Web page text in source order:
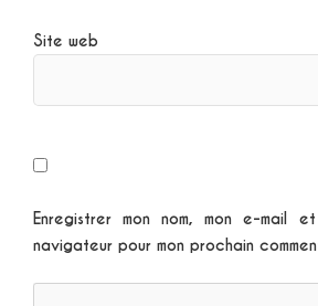
Site web
Enregistrer mon nom, mon e-mail
navigateur pour mon prochain